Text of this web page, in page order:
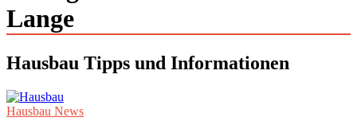
Lange
Hausbau Tipps und Informationen
Hausbau News